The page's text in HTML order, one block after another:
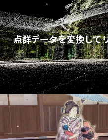
点群データを変換して